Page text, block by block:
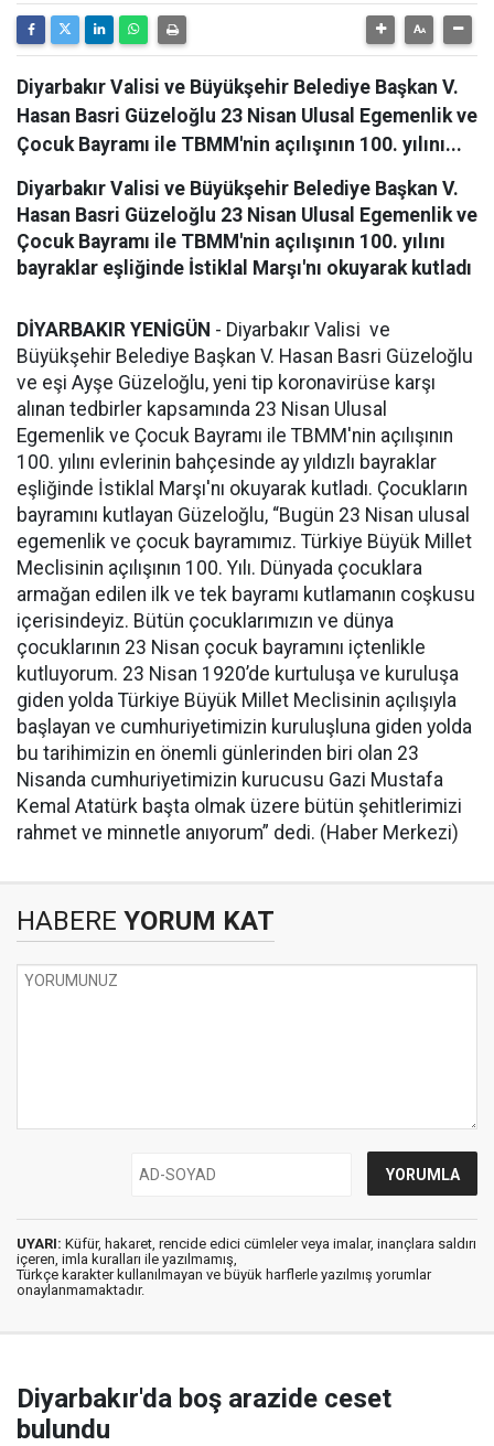
Diyarbakır Valisi ve Büyükşehir Belediye Başkan V.
Hasan Basri Güzeloğlu 23 Nisan Ulusal Egemenlik ve
Çocuk Bayramı ile TBMM'nin açılışının 100. yılını...
Diyarbakır Valisi ve Büyükşehir Belediye Başkan V.
Hasan Basri Güzeloğlu 23 Nisan Ulusal Egemenlik ve
Çocuk Bayramı ile TBMM'nin açılışının 100. yılını
bayraklar eşliğinde İstiklal Marşı'nı okuyarak kutladı
DİYARBAKIR YENİGÜN - Diyarbakır Valisi ve
Büyükşehir Belediye Başkan V. Hasan Basri Güzeloğlu
ve eşi Ayşe Güzeloğlu, yeni tip koronavirüse karşı
alınan tedbirler kapsamında 23 Nisan Ulusal
Egemenlik ve Çocuk Bayramı ile TBMM'nin açılışının
100. yılını evlerinin bahçesinde ay yıldızlı bayraklar
eşliğinde İstiklal Marşı'nı okuyarak kutladı. Çocukların
bayramını kutlayan Güzeloğlu, “Bugün 23 Nisan ulusal
egemenlik ve çocuk bayramımız. Türkiye Büyük Millet
Meclisinin açılışının 100. Yılı. Dünyada çocuklara
armağan edilen ilk ve tek bayramı kutlamanın coşkusu
içerisindeyiz. Bütün çocuklarımızın ve dünya
çocuklarının 23 Nisan çocuk bayramını içtenlikle
kutluyorum. 23 Nisan 1920’de kurtuluşa ve kuruluşa
giden yolda Türkiye Büyük Millet Meclisinin açılışıyla
başlayan ve cumhuriyetimizin kuruluşluna giden yolda
bu tarihimizin en önemli günlerinden biri olan 23
Nisanda cumhuriyetimizin kurucusu Gazi Mustafa
Kemal Atatürk başta olmak üzere bütün şehitlerimizi
rahmet ve minnetle anıyorum” dedi. (Haber Merkezi)
HABERE YORUM KAT
UYARI: Küfür, hakaret, rencide edici cümleler veya imalar, inançlara saldırı
içeren, imla kuralları ile yazılmamış,
Türkçe karakter kullanılmayan ve büyük harflerle yazılmış yorumlar
onaylanmamaktadır.
Diyarbakır'da boş arazide ceset
bulundu